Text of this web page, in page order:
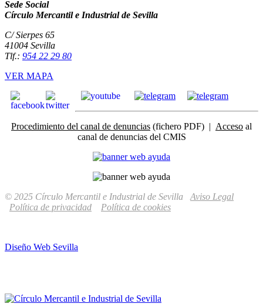
Sede Social
Círculo Mercantil e Industrial de Sevilla
C/ Sierpes 65
41004 Sevilla
Tlf.: 954 22 29 80
VER MAPA
Procedimiento del canal de denuncias (fichero PDF) | Acceso al
canal de denuncias del CMIS
© 2025 Círculo Mercantil e Industrial de Sevilla Aviso Legal
Política de privacidad
Política de cookies
Diseño Web Sevilla